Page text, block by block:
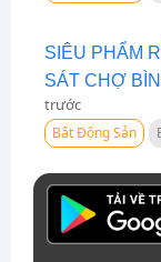
SIÊU PHẨM
SÁT CHỢ
trước
Bất Động Sản